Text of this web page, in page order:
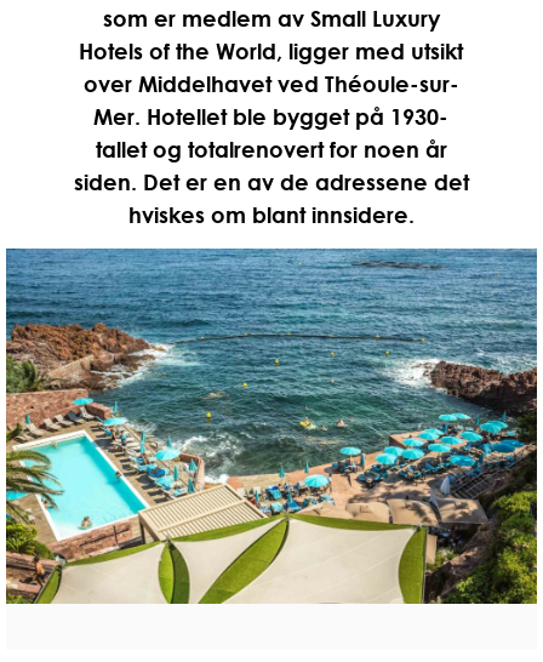
som er medlem av Small Luxury
Hotels of the World, ligger med utsikt
over Middelhavet ved Théoule-sur-
Mer. Hotellet ble bygget på 1930-
tallet og totalrenovert for noen år
siden. Det er en av de adressene det
hviskes om blant innsidere.